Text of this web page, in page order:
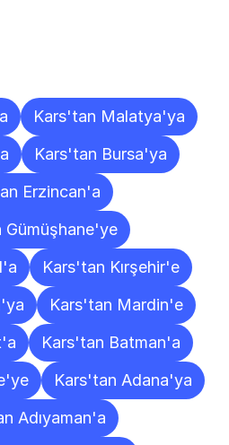
Kars'tan Malatya'ya
Kars'tan Bursa'ya
Erzincan'a
Gümüşhane'ye
Kars'tan Kırşehir'e
Kars'tan Mardin'e
Kars'tan Batman'a
Kars'tan Adana'ya
Adıyaman'a